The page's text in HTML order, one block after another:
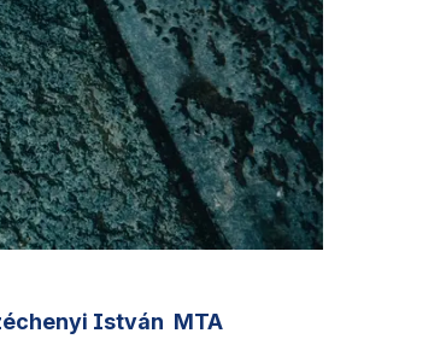
István MTA